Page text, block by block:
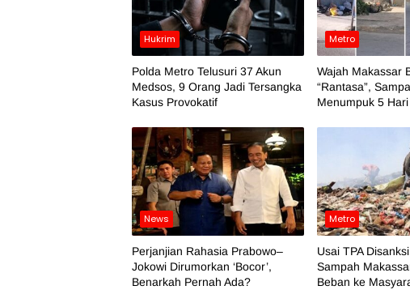
Hukrim
Polda Metro Telusuri 37 Akun
Medsos, 9 Orang Jadi Tersangka
Kasus Provokatif
Metro
Wajah Makassar
“Rantasa”,
Menumpuk 5 Hari
News
Perjanjian Rahasia Prabowo–
Jokowi Dirumorkan ‘Bocor’,
Benarkah Pernah Ada?
Metro
Usai TPA
Sampah
Beban ke